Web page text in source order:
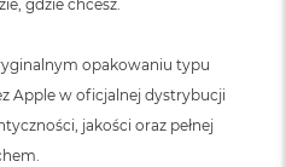
gdzie chcesz.
opakowaniu typu
Apple w oficjalnej dystrybucji
jakości oraz pełnej